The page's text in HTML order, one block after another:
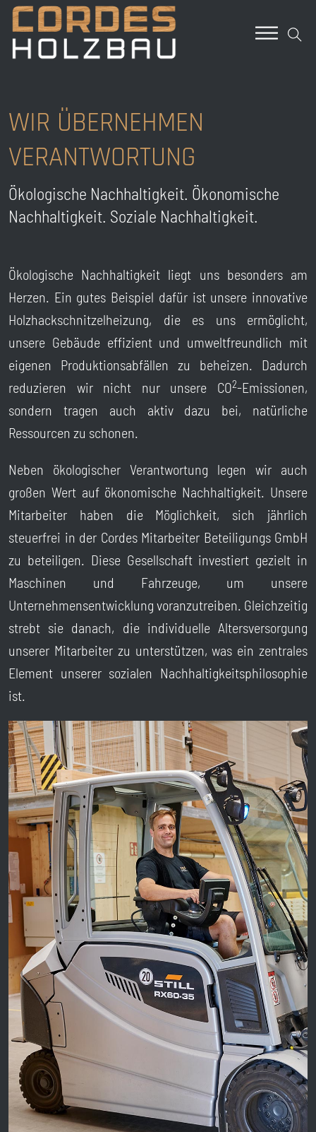
WIR ÜBERNEHMEN
VERANTWORTUNG
Ökologische Nachhaltigkeit. Ökonomische
Nachhaltigkeit. Soziale Nachhaltigkeit.
Ökologische Nachhaltigkeit liegt uns besonders am
Herzen. Ein gutes Beispiel dafür ist unsere innovative
Holzhackschnitzelheizung, die es uns ermöglicht,
unsere Gebäude effizient und umweltfreundlich mit
eigenen Produktionsabfällen zu beheizen. Dadurch
reduzieren wir nicht nur unsere CO2-Emissionen,
sondern tragen auch aktiv dazu bei, natürliche
Ressourcen zu schonen.
Neben ökologischer Verantwortung legen wir auch
großen Wert auf ökonomische Nachhaltigkeit. Unsere
Mitarbeiter haben die Möglichkeit, sich jährlich
steuerfrei in der Cordes Mitarbeiter Beteiligungs GmbH
zu beteiligen. Diese Gesellschaft investiert gezielt in
Maschinen und Fahrzeuge, um unsere
Unternehmensentwicklung voranzutreiben. Gleichzeitig
strebt sie danach, die individuelle Altersversorgung
unserer Mitarbeiter zu unterstützen, was ein zentrales
Element unserer sozialen Nachhaltigkeitsphilosophie
ist.